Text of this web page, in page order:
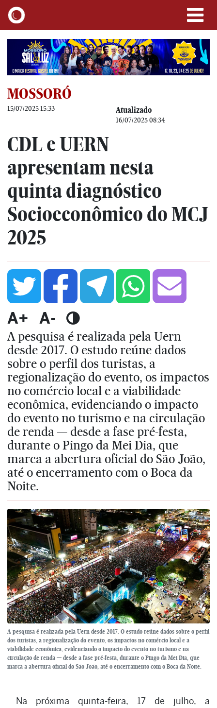
MOSSORÓ
15/07/2025 15:33 Atualizado
16/07/2025 08:34
CDL e UERN
apresentam nesta
quinta diagnóstico
Socioeconômico do MCJ
2025
A+ A-
A pesquisa é realizada pela Uern
desde 2017. O estudo reúne dados
sobre o perfil dos turistas, a
regionalização do evento, os impactos
no comércio local e a viabilidade
econômica, evidenciando o impacto
do evento no turismo e na circulação
de renda — desde a fase pré-festa,
durante o Pingo da Mei Dia, que
marca a abertura oficial do São João,
até o encerramento com o Boca da
Noite.
A pesquisa é realizada pela Uern desde 2017. O estudo reúne dados sobre o perfil
dos turistas, a regionalização do evento, os impactos no comércio local e a
viabilidade econômica, evidenciando o impacto do evento no turismo e na
circulação de renda — desde a fase pré-festa, durante o Pingo da Mei Dia, que
marca a abertura oficial do São João, até o encerramento com o Boca da Noite.
Na próxima quinta-feira, 17 de julho, a